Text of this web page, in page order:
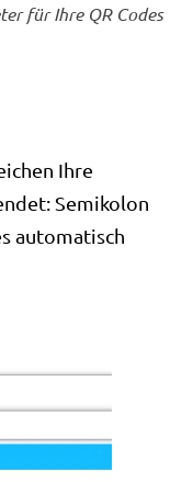
für Ihre QR Codes
Ihre
Semikolon
automatisch